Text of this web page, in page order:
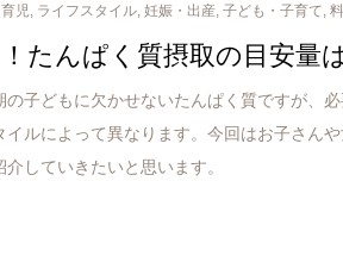
児, ライフスタイル,妊娠・出産,子ども・子育て,
たんぱく質摂取の目安量
の子どもに欠かせないたんぱく質ですが、
ルによって異なります。今回はお子さん
していきたいと思います。